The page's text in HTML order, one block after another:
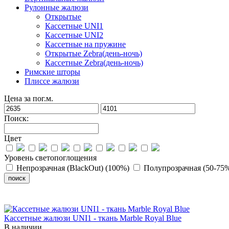
Рулонные жалюзи
Открытые
Кассетные UNI1
Кассетные UNI2
Кассетные на пружине
Открытые Zebra(день-ночь)
Кассетные Zebra(день-ночь)
Римские шторы
Плиссе жалюзи
Цена за пог.м.
Поиск:
Цвет
Уровень светопоглощения
Непрозрачная (BlackOut) (100%)
Полупрозрачная (50-
Кассетные жалюзи UNI1 - ткань Marble Royal Blue
В наличии